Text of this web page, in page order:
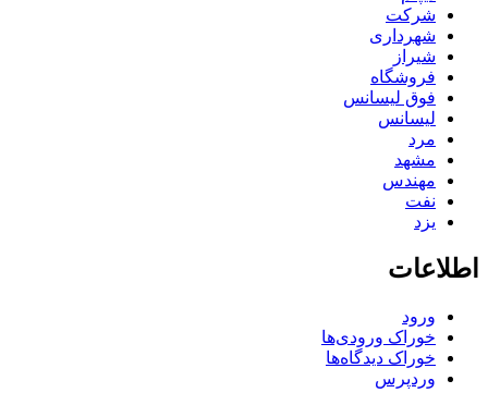
شرکت
شهرداری
شیراز
فروشگاه
فوق لیسانس
لیسانس
مرد
مشهد
مهندس
نفت
یزد
اطلاعات
ورود
خوراک ورودی‌ها
خوراک دیدگاه‌ها
وردپرس